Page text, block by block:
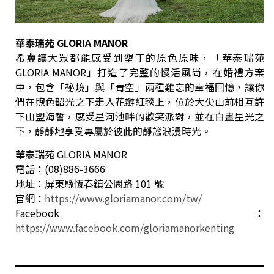
華泰瑞苑 GLORIA MANOR
希冀讓大眾都能感受到墾丁的原色原味，「華泰瑞苑
GLORIA MANOR」打造了完整的慢活風尚，在婚禮方案
中，包含「祕境」與「青空」兩種難忘的幸福回憶，讓你
們在煦色韶光之下走入花瓣紅毯上，位於大尖山前相互許
下山盟海誓，感受星河池畔的歡笑派對，並在白晝星光之
下，靜靜地享受專屬於彼此的靜謐浪漫時光。
華泰瑞苑 GLORIA MANOR
電話：(08)886-3666
地址：屏東縣恆春鎮公園路 101 號
官網： https://www.gloriamanor.com/tw/
Facebook：
https://www.facebook.com/gloriamanorkenting